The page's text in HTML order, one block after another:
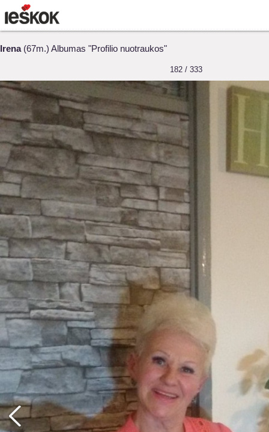
Irena(67m.) Albumas "Profilio nuotraukos"
182 / 333